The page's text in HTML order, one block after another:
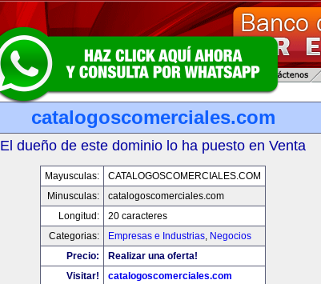
catalogoscomerciales.com
El dueño de este dominio lo ha puesto en Venta
Mayusculas:
CATALOGOSCOMERCIALES.COM
Minusculas:
catalogoscomerciales.com
Longitud:
20 caracteres
Categorias:
Empresas e Industrias, Negocios
Precio:
Realizar una oferta!
Visitar!
catalogoscomerciales.com